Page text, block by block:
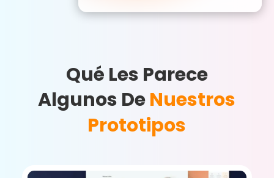
Qué Les Parece
Algunos DeNuestros
Prototipos